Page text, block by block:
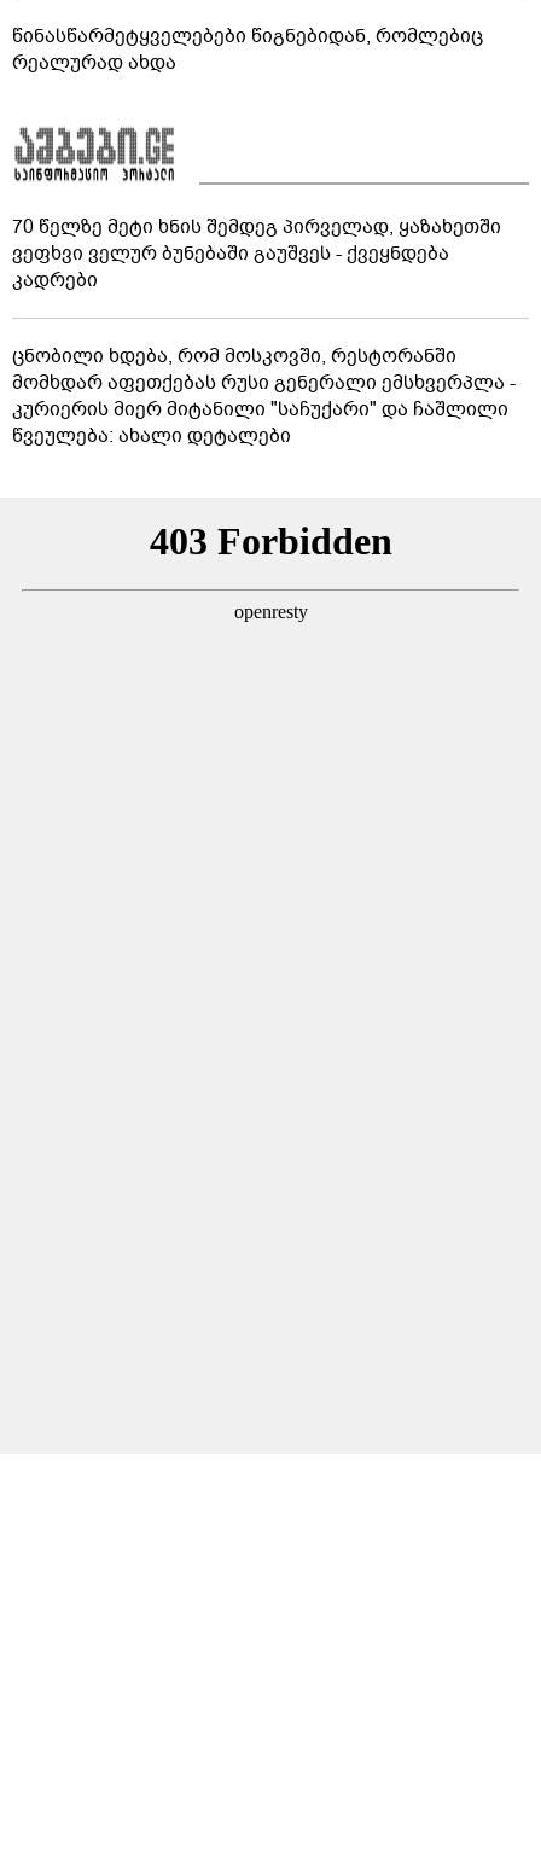
წინასწარმეტყველებები წიგნებიდან, რომლებიც
რეალურად ახდა
70 წელზე მეტი ხნის შემდეგ პირველად, ყაზახეთში
ვეფხვი ველურ ბუნებაში გაუშვეს - ქვეყნდება
კადრები
ცნობილი ხდება, რომ მოსკოვში, რესტორანში
მომხდარ აფეთქებას რუსი გენერალი ემსხვერპლა -
კურიერის მიერ მიტანილი "საჩუქარი" და ჩაშლილი
წვეულება: ახალი დეტალები